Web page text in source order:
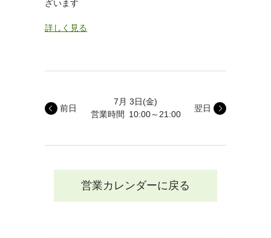
ざいます
詳しく見る
7月 3日(金)
営業時間
10:00～21:00
前日 翌日
営業カレンダーに戻る